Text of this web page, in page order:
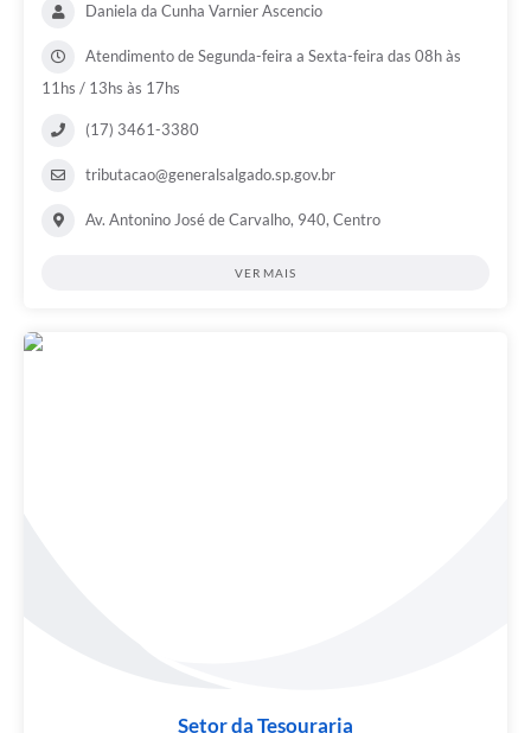
Daniela da Cunha Varnier Ascencio
Atendimento de Segunda-feira a Sexta-feira das 08h às
11hs / 13hs às 17hs
(17) 3461-3380
tributacao@generalsalgado.sp.gov.br
Av. Antonino José de Carvalho, 940, Centro
VER MAIS
Setor da Tesouraria